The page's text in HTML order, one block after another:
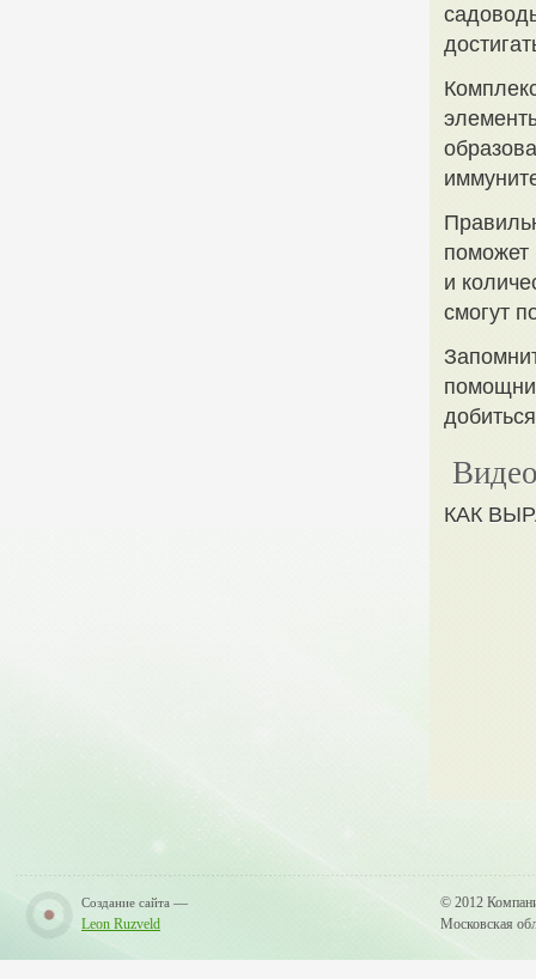
поможет
и
смогут
КАК
Создание сайта —
Leon Ruzveld
© 2012
Московская